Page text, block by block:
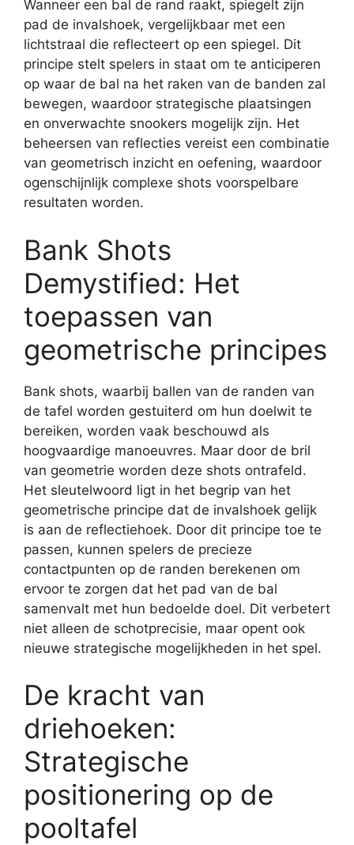
Wanneer een bal de rand raakt, spiegelt zijn
pad de invalshoek, vergelijkbaar met een
lichtstraal die reflecteert op een spiegel. Dit
principe stelt spelers in staat om te anticiperen
op waar de bal na het raken van de banden zal
bewegen, waardoor strategische plaatsingen
en onverwachte snookers mogelijk zijn. Het
beheersen van reflecties vereist een combinatie
van geometrisch inzicht en oefening, waardoor
ogenschijnlijk complexe shots voorspelbare
resultaten worden.
Bank Shots
Demystified: Het
toepassen van
geometrische principes
Bank shots, waarbij ballen van de randen van
de tafel worden gestuiterd om hun doelwit te
bereiken, worden vaak beschouwd als
hoogvaardige manoeuvres. Maar door de bril
van geometrie worden deze shots ontrafeld.
Het sleutelwoord ligt in het begrip van het
geometrische principe dat de invalshoek gelijk
is aan de reflectiehoek. Door dit principe toe te
passen, kunnen spelers de precieze
contactpunten op de randen berekenen om
ervoor te zorgen dat het pad van de bal
samenvalt met hun bedoelde doel. Dit verbetert
niet alleen de schotprecisie, maar opent ook
nieuwe strategische mogelijkheden in het spel.
De kracht van
driehoeken:
Strategische
positionering op de
pooltafel